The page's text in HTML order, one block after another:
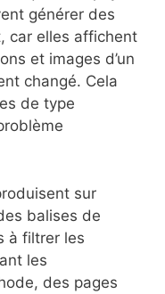
générer des
car elles affichent
et images d’un
changé. Cela
de type
sur
balises de
à filtrer les
les
des pages